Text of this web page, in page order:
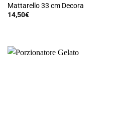
Mattarello 33 cm Decora
14,50€